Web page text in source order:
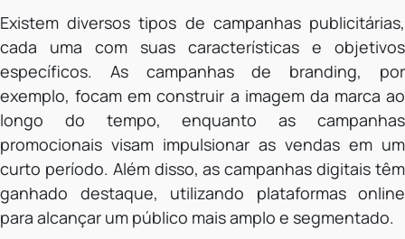
Existem diversos tipos de campanhas publicitárias,
cada uma com suas características e objetivos
específicos. As campanhas de branding, por
exemplo, focam em construir a imagem da marca ao
longo do tempo, enquanto as campanhas
promocionais visam impulsionar as vendas em um
curto período. Além disso, as campanhas digitais têm
ganhado destaque, utilizando plataformas online
para alcançar um público mais amplo e segmentado.